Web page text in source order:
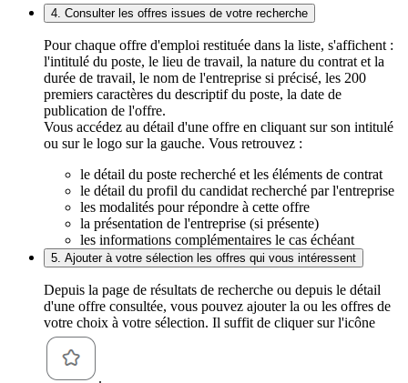
4. Consulter les offres issues de votre recherche
Pour chaque offre d'emploi restituée dans la liste, s'affichent :
l'intitulé du poste, le lieu de travail, la nature du contrat et la
durée de travail, le nom de l'entreprise si précisé, les 200
premiers caractères du descriptif du poste, la date de
publication de l'offre.
Vous accédez au détail d'une offre en cliquant sur son intitulé
ou sur le logo sur la gauche. Vous retrouvez :
le détail du poste recherché et les éléments de contrat
le détail du profil du candidat recherché par l'entreprise
les modalités pour répondre à cette offre
la présentation de l'entreprise (si présente)
les informations complémentaires le cas échéant
5. Ajouter à votre sélection les offres qui vous intéressent
Depuis la page de résultats de recherche ou depuis le détail
d'une offre consultée, vous pouvez ajouter la ou les offres de
votre choix à votre sélection. Il suffit de cliquer sur l'icône
.